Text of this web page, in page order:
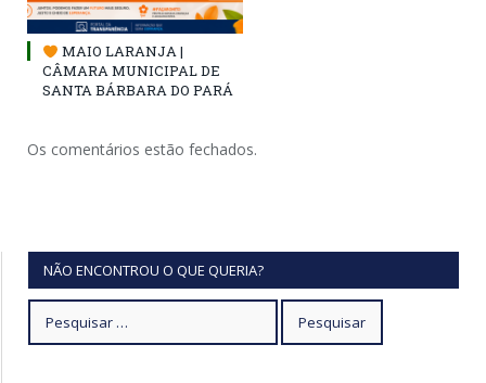
MAIO LARANJA |
CÂMARA MUNICIPAL DE
SANTA BÁRBARA DO PARÁ
Os comentários estão fechados.
NÃO ENCONTROU O QUE QUERIA?